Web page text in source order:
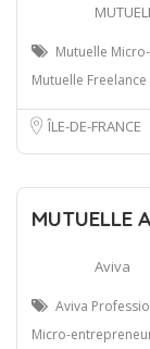
Mutuelle
Mutuelle
ÎLE-DE-FRANCE
MUTUELLE
Aviva
Aviva
Micro-